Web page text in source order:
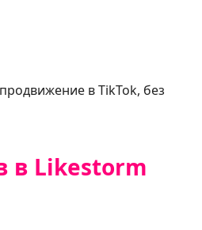
в TikTok, без
в Likestorm